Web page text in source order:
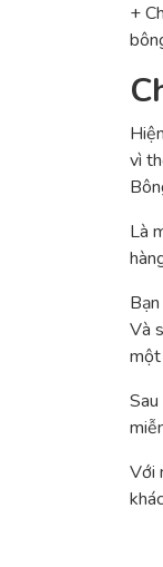
+
vì
Là
Và
một
Với